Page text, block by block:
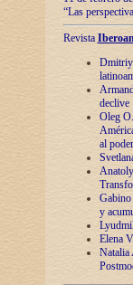
“Las
Revista
Dmitriy
declive
Oleg
al poder
y
Elena
Natalia